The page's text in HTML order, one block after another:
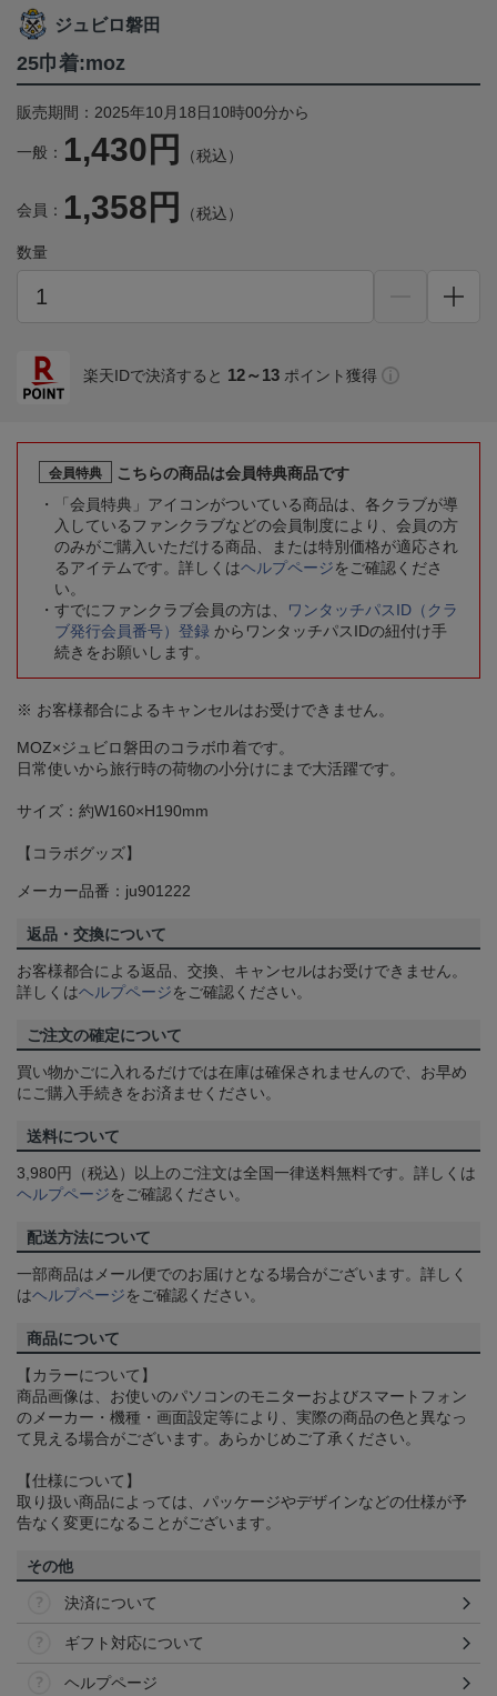
ジュビロ磐田
25巾着:moz
販売期間：2025年10月18日10時00分から
一般： 1,430円 （税込）
会員： 1,358円 （税込）
数量
楽天IDで決済すると 12～13 ポイント獲得
会員特典
こちらの商品は会員特典商品です
「会員特典」アイコンがついている商品は、各クラブが導
入しているファンクラブなどの会員制度により、会員の方
のみがご購入いただける商品、または特別価格が適応され
るアイテムです。詳しくはヘルプページをご確認くださ
い。
すでにファンクラブ会員の方は、
ワンタッチパスID（クラ
ブ発行会員番号）登録 からワンタッチパスIDの紐付け手
続きをお願いします。
※ お客様都合によるキャンセルはお受けできません。
MOZ×ジュビロ磐田のコラボ巾着です。
日常使いから旅行時の荷物の小分けにまで大活躍です。
サイズ：約W160×H190mm
【コラボグッズ】
メーカー品番：ju901222
返品・交換について
お客様都合による返品、交換、キャンセルはお受けできません。
詳しくはヘルプページをご確認ください。
ご注文の確定について
買い物かごに入れるだけでは在庫は確保されませんので、お早め
にご購入手続きをお済ませください。
送料について
3,980円（税込）以上のご注文は全国一律送料無料です。詳しくは
ヘルプページをご確認ください。
配送方法について
一部商品はメール便でのお届けとなる場合がございます。詳しく
はヘルプページをご確認ください。
商品について
【カラーについて】
商品画像は、お使いのパソコンのモニターおよびスマートフォン
のメーカー・機種・画面設定等により、実際の商品の色と異なっ
て見える場合がございます。あらかじめご了承ください。
【仕様について】
取り扱い商品によっては、パッケージやデザインなどの仕様が予
告なく変更になることがございます。
その他
決済について
ギフト対応について
ヘルプページ